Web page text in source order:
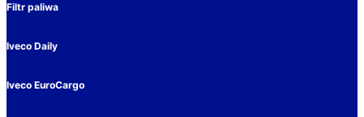
Filtr paliwa
Iveco Daily
Iveco EuroCargo